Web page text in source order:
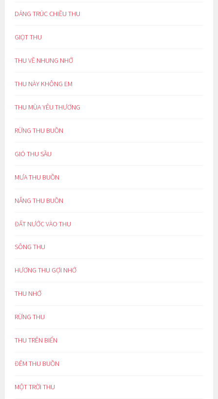
DÁNG TRÚC CHIỀU THU
GIỌT THU
THU VỀ NHUNG NHỚ
THU NÀY KHÔNG EM
THU MÙA YÊU THƯƠNG
RỪNG THU BUỒN
GIÓ THU SẦU
MƯA THU BUỒN
NẮNG THU BUỒN
ĐẤT NƯỚC VÀO THU
SÔNG THU
HƯƠNG THU GỢI NHỚ
THU NHỚ
RỪNG THU
THU TRÊN BIỂN
ĐÊM THU BUỒN
MỘT TRỜI THU